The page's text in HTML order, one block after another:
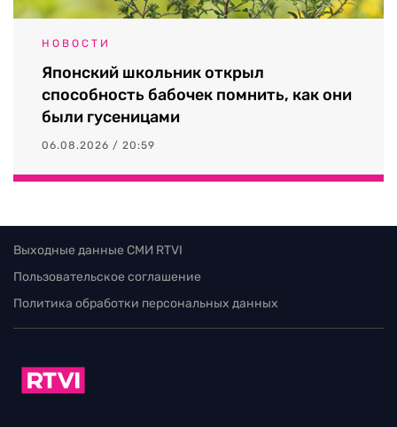
НОВОСТИ
Японский школьник открыл
способность бабочек помнить, как они
были гусеницами
06.08.2026 / 20:59
Выходные данные СМИ RTVI
Пользовательское соглашение
Политика обработки персональных данных